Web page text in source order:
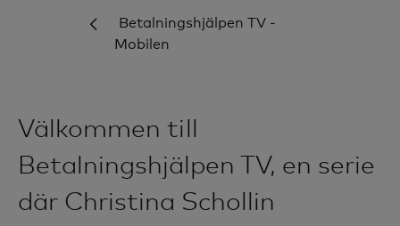
Betalningshjälpen TV -
Mobilen
Välkommen till
Betalningshjälpen TV, en serie
där Christina Schollin